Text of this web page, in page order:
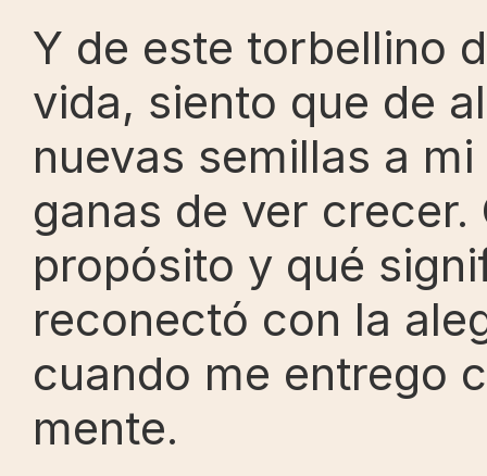
Y de este torbellino
vida, siento que de
nuevas semillas a
ganas de ver
propósito y qué
reconectó con la
cuando me entrego
mente.